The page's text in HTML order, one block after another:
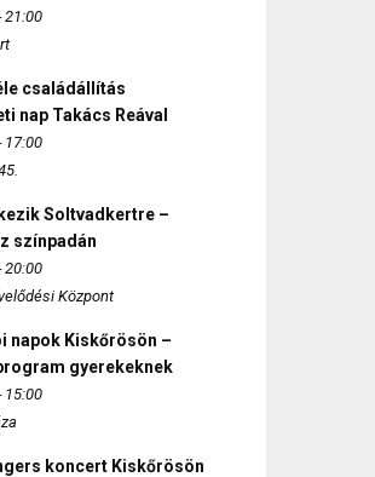
21:00
családállítás
nap Takács Reával
17:00
Soltvadkertre –
színpadán
20:00
Központ
napok Kiskőrösön –
gyerekeknek
15:00
koncert Kiskőrösön